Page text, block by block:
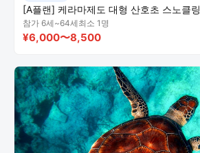
[A플랜] 케라마제도 대형 산호초 스노클링
참가 6세~64세최소 1명
¥6,000〜8,500